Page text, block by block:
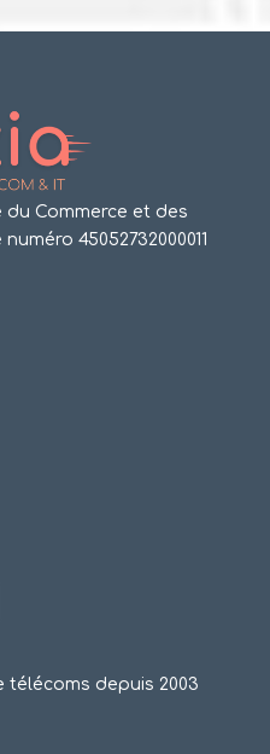
du Commerce et des
45052732000011
télécoms depuis 2003